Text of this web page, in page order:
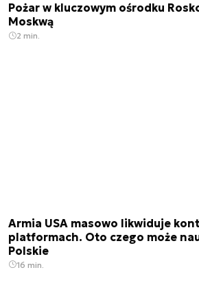
Pożar w kluczowym ośrodku
Moskwą
2 min.
Armia USA masowo likwiduje
platformach. Oto czego może
Polskie
16 min.